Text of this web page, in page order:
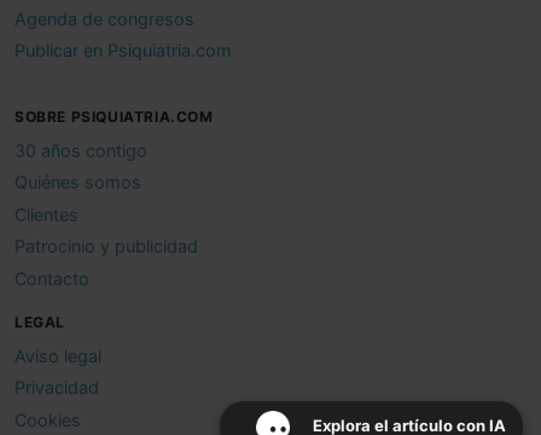
Explora el artículo con IA
Agenda de congresos
Publicar en Psiquiatria.com
SOBRE PSIQUIATRIA.COM
30 años contigo
Quiénes somos
Clientes
Patrocinio y publicidad
Contacto
LEGAL
Aviso legal
Privacidad
Cookies